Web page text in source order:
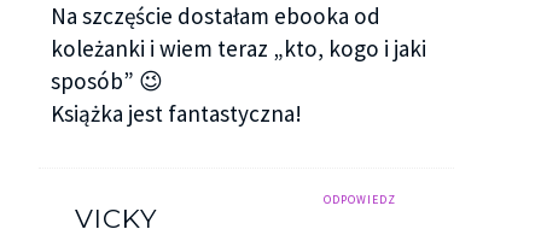
Na szczęście dostałam ebooka od
koleżanki i wiem teraz „kto, kogo i jaki
sposób” 😉
Książka jest fantastyczna!
ODPOWIEDZ
VICKY